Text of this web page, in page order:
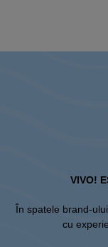
VIVO!
În spatele brand-
cu